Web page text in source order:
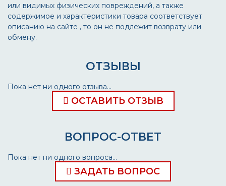
или видимых физических повреждений, а также
содержимое и характеристики товара соответствует
описанию на сайте , то он не подлежит возврату или
обмену.
ОТЗЫВЫ
Пока нет ни одного отзыва...
ОСТАВИТЬ ОТЗЫВ
ВОПРОС-ОТВЕТ
Пока нет ни одного вопроса...
ЗАДАТЬ ВОПРОС